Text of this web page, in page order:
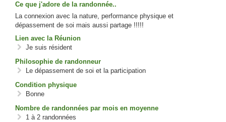
Ce que j'adore de la randonnée..
La connexion avec la nature, performance physique et
dépassement de soi mais aussi partage !!!!!
Lien avec la Réunion
Je suis résident
Philosophie de randonneur
Le dépassement de soi et la participation
Condition physique
Bonne
Nombre de randonnées par mois en moyenne
1 à 2 randonnées